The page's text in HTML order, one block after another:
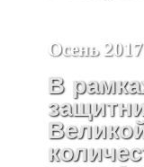
Осень
В